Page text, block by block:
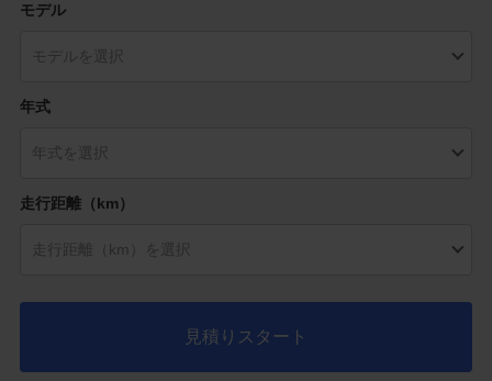
モデル
年式
走行距離（km）
見積りスタート